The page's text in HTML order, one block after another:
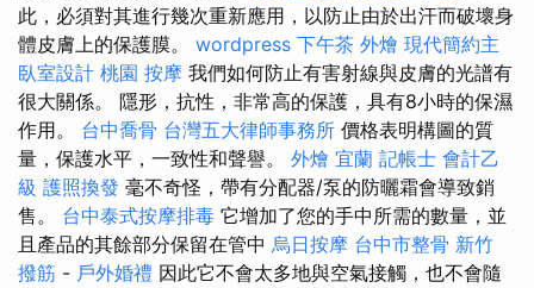
此，必須對其進行幾次重新應用，以防止由於出汗而破壞身
體皮膚上的保護膜。 wordpress 下午茶 外燴 現代簡約主
臥室設計 桃園 按摩 我們如何防止有害射線與皮膚的光譜有
很大關係。 隱形，抗性，非常高的保護，具有8小時的保濕
作用。 台中喬骨 台灣五大律師事務所 價格表明構圖的質
量，保護水平，一致性和聲譽。 外燴 宜蘭 記帳士 會計乙
級 護照換發 毫不奇怪，帶有分配器/泵的防曬霜會導致銷
售。 台中泰式按摩排毒 它增加了您的手中所需的數量，並
且產品的其餘部分保留在管中 烏日按摩 台中市整骨 新竹
撥筋 - 戶外婚禮 因此它不會太多地與空氣接觸，也不會隨